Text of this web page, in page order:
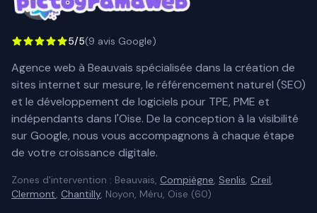
5/5(9 avis Google)
Agence web à Beauvais spécialisée dans la création de
sites internet sur mesure, le référencement naturel (SEO)
et le développement de logiciels pour TPE, PME et
indépendants dans l'Oise. De la conception à la visibilité
sur Google, nous vous accompagnons à chaque étape
de votre croissance digitale.
Zones d'intervention : Beauvais, Compiègne, Senlis, Creil,
Clermont, Chantilly, Noyon, Méru, Oise (60)